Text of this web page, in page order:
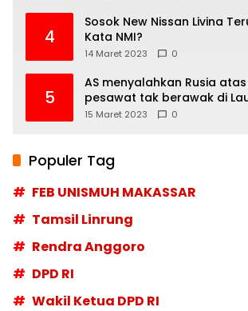
4
Sosok New Nissan Livina
Kata NMI?
14 Maret 2023 0
5
AS menyalahkan Rusia
pesawat tak berawak di
Moskow menyangkal
15 Maret 2023 0
Populer Tag
FEB UNISMUH MAKASSAR
Tamsil Linrung
Rendra Anggoro
DPD RI
Wakil Ketua DPD RI